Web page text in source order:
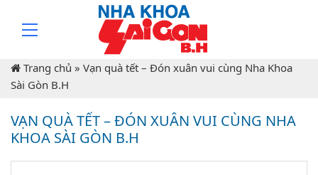
Trang chủ » Vạn quà tết – Đón xuân vui cùng Nha Khoa
Sài Gòn B.H
VẠN QUÀ TẾT – ĐÓN XUÂN VUI CÙNG NHA
KHOA SÀI GÒN B.H